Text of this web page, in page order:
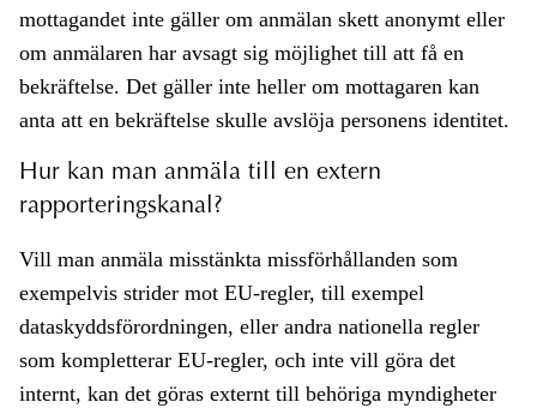
mottagandet inte gäller om anmälan skett anonymt eller
om anmälaren har avsagt sig möjlighet till att få en
bekräftelse. Det gäller inte heller om mottagaren kan
anta att en bekräftelse skulle avslöja personens identitet.
Hur kan man anmäla till en extern
rapporteringskanal?
Vill man anmäla misstänkta missförhållanden som
exempelvis strider mot EU-regler, till exempel
dataskyddsförordningen, eller andra nationella regler
som kompletterar EU-regler, och inte vill göra det
internt, kan det göras externt till behöriga myndigheter